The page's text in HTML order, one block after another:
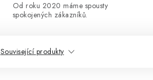
Od roku 2020 máme spousty
spokojených zákazníků.
Související produkty